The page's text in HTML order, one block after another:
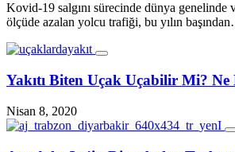
Kovid-19 salgını sürecinde dünya
ölçüde azalan yolcu trafiği, bu yılın
Yakıtı Biten Uçak Uçabilir Mi?
Nisan 8, 2020